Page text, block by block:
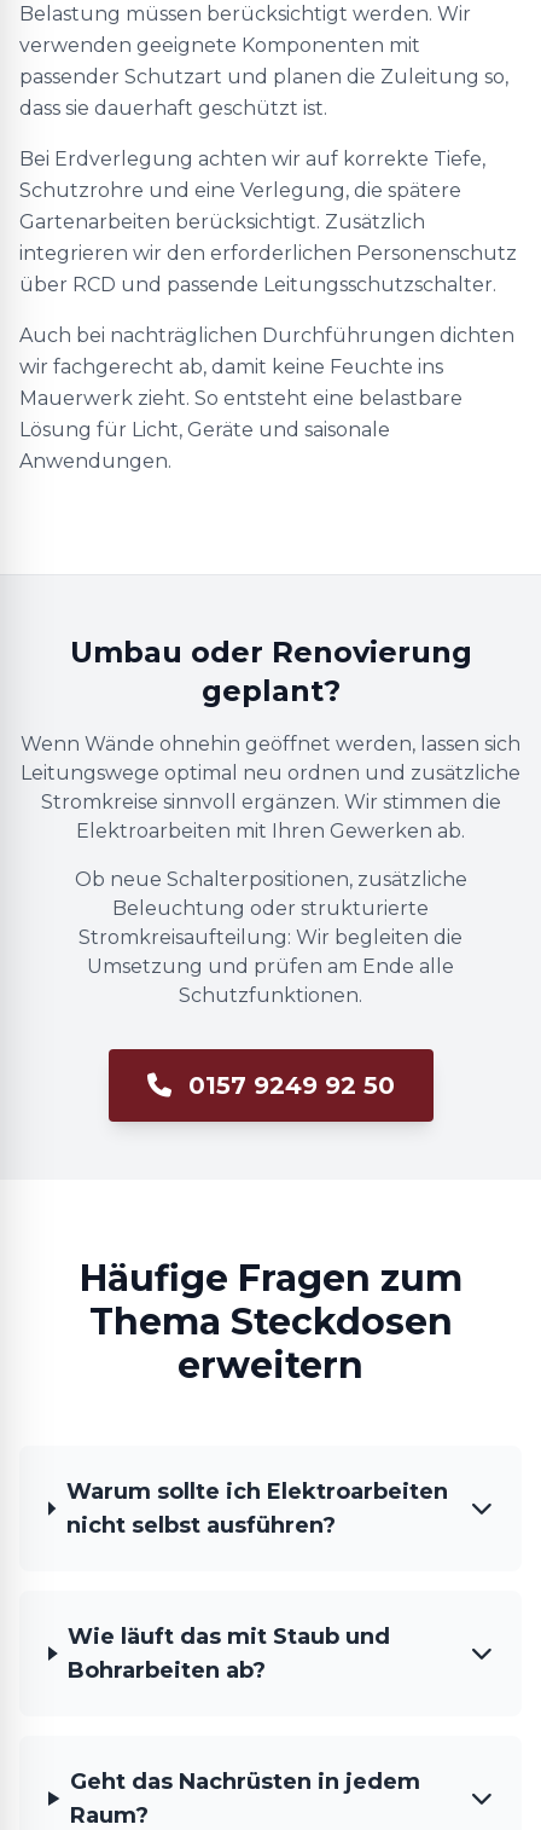
Belastung müssen berücksichtigt werden. Wir
verwenden geeignete Komponenten mit
passender Schutzart und planen die Zuleitung so,
dass sie dauerhaft geschützt ist.
Bei Erdverlegung achten wir auf korrekte Tiefe,
Schutzrohre und eine Verlegung, die spätere
Gartenarbeiten berücksichtigt. Zusätzlich
integrieren wir den erforderlichen Personenschutz
über RCD und passende Leitungsschutzschalter.
Auch bei nachträglichen Durchführungen dichten
wir fachgerecht ab, damit keine Feuchte ins
Mauerwerk zieht. So entsteht eine belastbare
Lösung für Licht, Geräte und saisonale
Anwendungen.
Umbau oder Renovierung
geplant?
Wenn Wände ohnehin geöffnet werden, lassen sich
Leitungswege optimal neu ordnen und zusätzliche
Stromkreise sinnvoll ergänzen. Wir stimmen die
Elektroarbeiten mit Ihren Gewerken ab.
Ob neue Schalterpositionen, zusätzliche
Beleuchtung oder strukturierte
Stromkreisaufteilung: Wir begleiten die
Umsetzung und prüfen am Ende alle
Schutzfunktionen.
0157 9249 92 50
Häufige Fragen zum
Thema Steckdosen
erweitern
Warum sollte ich Elektroarbeiten
nicht selbst ausführen?
Wie läuft das mit Staub und
Bohrarbeiten ab?
Geht das Nachrüsten in jedem
Raum?